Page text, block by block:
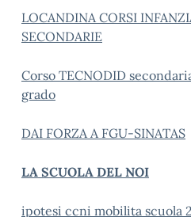
LOCANDINA CORSI
SECONDARIE
Corso TECNODID
grado
DAI FORZA A FGU-SINATAS
LA SCUOLA DEL NOI
ipotesi ccni mobilita scuola